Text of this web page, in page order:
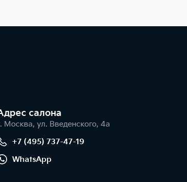
салонa
Москва, ул. Введенского, 4а
+7 (495) 737-47-19
WhatsApp